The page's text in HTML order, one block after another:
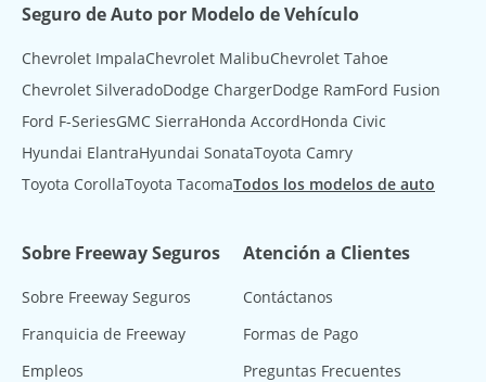
Seguro de Auto por Modelo de Vehículo
Chevrolet ImpalaChevrolet MalibuChevrolet Tahoe
Chevrolet SilveradoDodge ChargerDodge RamFord Fusion
Ford F-SeriesGMC SierraHonda AccordHonda Civic
Hyundai ElantraHyundai SonataToyota Camry
Toyota CorollaToyota TacomaTodos los modelos de auto
Sobre Freeway Seguros
Sobre Freeway Seguros
Franquicia de Freeway
Empleos
Atención a Clientes
Contáctanos
Formas de Pago
Preguntas Frecuentes